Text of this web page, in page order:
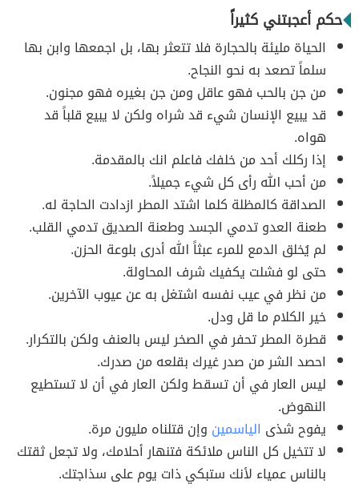
حكم أعجبتني كثيراً
الحياة مليئة بالحجارة فلا تتعثر بها، بل اجمعها وابن بها
سلماً تصعد به نحو النجاح.
من جن بالحب فهو عاقل ومن جن بغيره فهو مجنون.
قد يبيع الإنسان شيء قد شراه ولكن لا يبيع قلباً قد
هواه.
إذا ركلك أحد من خلفك فاعلم انك بالمقدمة.
من أحب الله رأى كل شيء جميلاً.
الصداقة كالمظلة كلما اشتد المطر ازدادت الحاجة له.
طعنة العدو تدمي الجسد وطعنة الصديق تدمي القلب.
لم يُخلق الدمع للمرء عبثاً الله أدرى بلوعة الحزن.
حتى لو فشلت يكفيك شرف المحاولة.
من نظر في عيب نفسه اشتغل به عن عيوب الآخرين.
خير الكلام ما قل ودل.
قطرة المطر تحفر في الصخر ليس بالعنف ولكن بالتكرار.
احصد الشر من صدر غيرك بقلعه من صدرك.
ليس العار في أن تسقط ولكن العار في أن لا تستطيع
النهوض.
يفوح شذى الياسمين وإن قتلناه مليون مرة.
لا تتخيل كل الناس ملائكة فتنهار أحلامك، ولا تجعل ثقتك
بالناس عمياء لأنك ستبكي ذات يوم على سذاجتك.